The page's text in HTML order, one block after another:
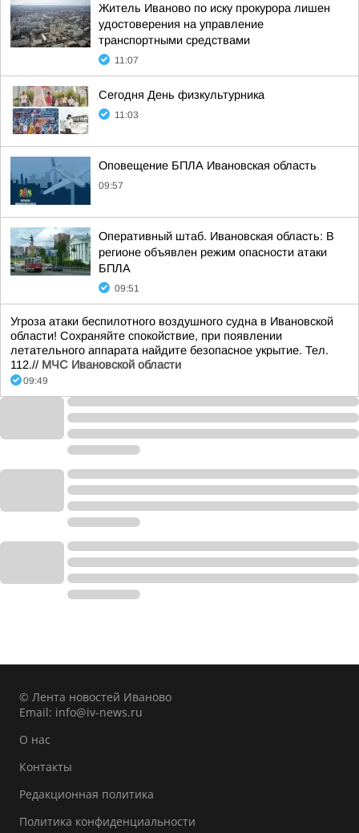
Житель Иваново по иску прокурора лишен
удостоверения на управление
транспортными средствами
11:07
Сегодня День физкультурника
11:03
Оповещение БПЛА Ивановская область
09:57
Оперативный штаб. Ивановская область: В
регионе объявлен режим опасности атаки
БПЛА
09:51
Угроза атаки беспилотного воздушного судна в Ивановской
области! Сохраняйте спокойствие, при появлении
летательного аппарата найдите безопасное укрытие. Тел.
112.// МЧС Ивановской области
09:49
© Лента новостей Иваново
Email: info@iv-news.ru
О нас
Контакты
Редакционная политика
Политика конфиденциальности